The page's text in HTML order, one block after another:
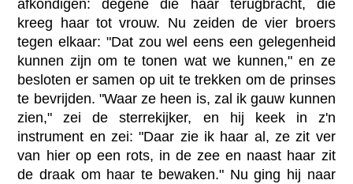
afkondigen: degene die haar terugbracht, die
kreeg haar tot vrouw. Nu zeiden de vier broers
tegen elkaar: "Dat zou wel eens een gelegenheid
kunnen zijn om te tonen wat we kunnen," en ze
besloten er samen op uit te trekken om de prinses
te bevrijden. "Waar ze heen is, zal ik gauw kunnen
zien," zei de sterrekijker, en hij keek in z'n
instrument en zei: "Daar zie ik haar al, ze zit ver
van hier op een rots, in de zee en naast haar zit
de draak om haar te bewaken." Nu ging hij naar